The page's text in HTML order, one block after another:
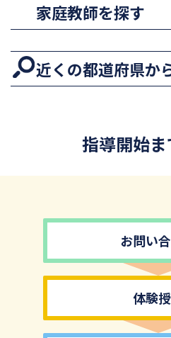
家庭教師を探す
近くの都道府県か
指導開始
お問い
体験